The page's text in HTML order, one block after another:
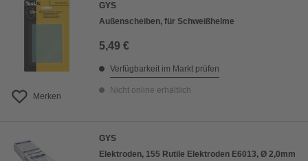
Merken
GYS
Außenscheiben, für Schweißhelme
5,49 €
Verfügbarkeit im Markt prüfen
Nicht online erhältlich
GYS
Elektroden, 155 Rutile Elektroden E6013, Ø 2,0mm